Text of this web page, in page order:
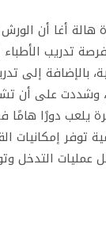
هالة أغا أن
تدريب
بالإضافة إلى
وشددت على أن
يلعب دورًا هامًا
توفر إمكانيات
التدخل